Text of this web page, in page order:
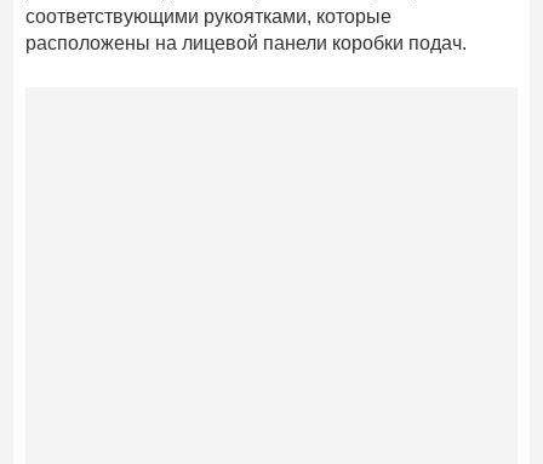
соответствующими рукоятками, которые
расположены на лицевой панели коробки подач.